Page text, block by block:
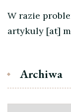
W razie
artykuly [at]
Archiwa